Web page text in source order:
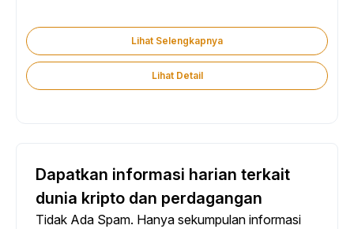
Lihat Selengkapnya
Lihat Detail
Dapatkan informasi harian terkait
dunia kripto dan perdagangan
Tidak Ada Spam. Hanya sekumpulan informasi